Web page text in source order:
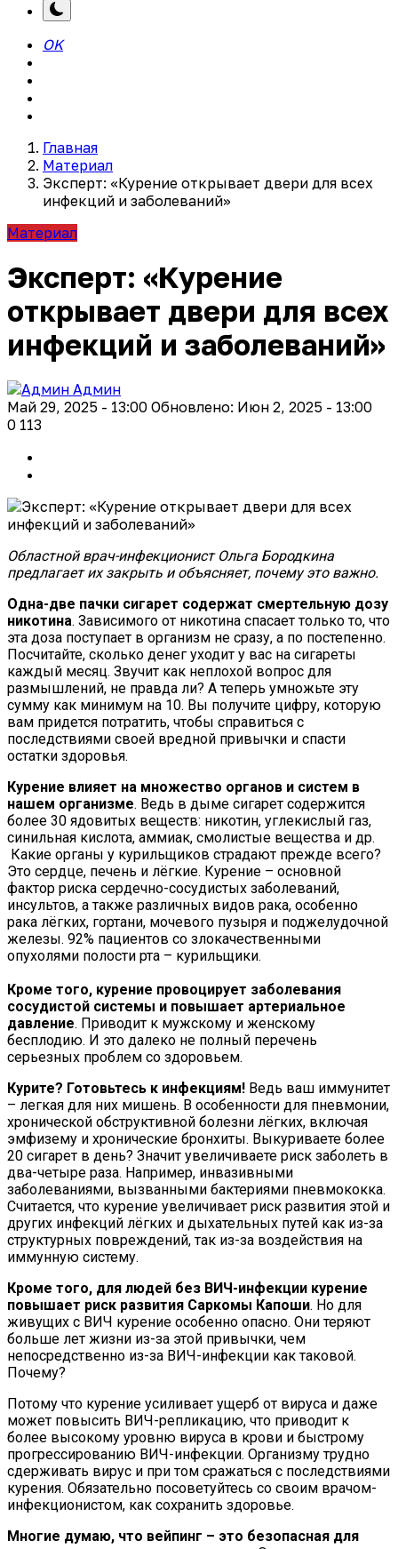
OK
Главная
Материал
Эксперт: «Курение открывает двери для всех
инфекций и заболеваний»
Материал
Эксперт: «Курение
открывает двери для всех
инфекций и заболеваний»
Админ
Май 29, 2025 - 13:00 Обновлено: Июн 2, 2025 - 13:00
0 113
Областной врач-инфекционист Ольга Бородкина
предлагает их закрыть и объясняет, почему это важно.
Одна-две пачки сигарет содержат смертельную дозу
никотина. Зависимого от никотина спасает только то, что
эта доза поступает в организм не сразу, а по постепенно.
Посчитайте, сколько денег уходит у вас на сигареты
каждый месяц. Звучит как неплохой вопрос для
размышлений, не правда ли? А теперь умножьте эту
сумму как минимум на 10. Вы получите цифру, которую
вам придется потратить, чтобы справиться с
последствиями своей вредной привычки и спасти
остатки здоровья.
Курение влияет на множество органов и систем в
нашем организме. Ведь в дыме сигарет содержится
более 30 ядовитых веществ: никотин, углекислый газ,
синильная кислота, аммиак, смолистые вещества и др.
Какие органы у курильщиков страдают прежде всего?
Это сердце, печень и лёгкие. Курение – основной
фактор риска сердечно-сосудистых заболеваний,
инсультов, а также различных видов рака, особенно
рака лёгких, гортани, мочевого пузыря и поджелудочной
железы. 92% пациентов со злокачественными
опухолями полости рта – курильщики.
Кроме того, курение провоцирует заболевания
сосудистой системы и повышает артериальное
давление. Приводит к мужскому и женскому
бесплодию. И это далеко не полный перечень
серьезных проблем со здоровьем.
Курите? Готовьтесь к инфекциям! Ведь ваш иммунитет
– легкая для них мишень. В особенности для пневмонии,
хронической обструктивной болезни лёгких, включая
эмфизему и хронические бронхиты. Выкуриваете более
20 сигарет в день? Значит увеличиваете риск заболеть в
два-четыре раза. Например, инвазивными
заболеваниями, вызванными бактериями пневмококка.
Считается, что курение увеличивает риск развития этой и
других инфекций лёгких и дыхательных путей как из-за
структурных повреждений, так из-за воздействия на
иммунную систему.
Кроме того, для людей без ВИЧ-инфекции курение
повышает риск развития Саркомы Капоши. Но для
живущих с ВИЧ курение особенно опасно. Они теряют
больше лет жизни из-за этой привычки, чем
непосредственно из-за ВИЧ-инфекции как таковой.
Почему?
Потому что курение усиливает ущерб от вируса и даже
может повысить ВИЧ-репликацию, что приводит к
более высокому уровню вируса в крови и быстрому
прогрессированию ВИЧ-инфекции. Организму трудно
сдерживать вирус и при том сражаться с последствиями
курения. Обязательно посоветуйтесь со своим врачом-
инфекционистом, как сохранить здоровье.
Многие думаю, что вейпинг – это безопасная для